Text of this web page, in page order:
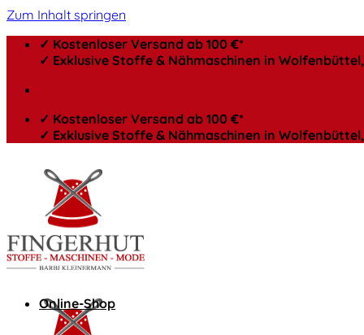
Zum Inhalt springen
✓ Kostenloser Versand ab 100 €*
✓ Exklusive Stoffe & Nähmaschinen in
✓ Kostenloser Versand ab 100 €*
✓ Exklusive Stoffe & Nähmaschinen in
Online-Shop